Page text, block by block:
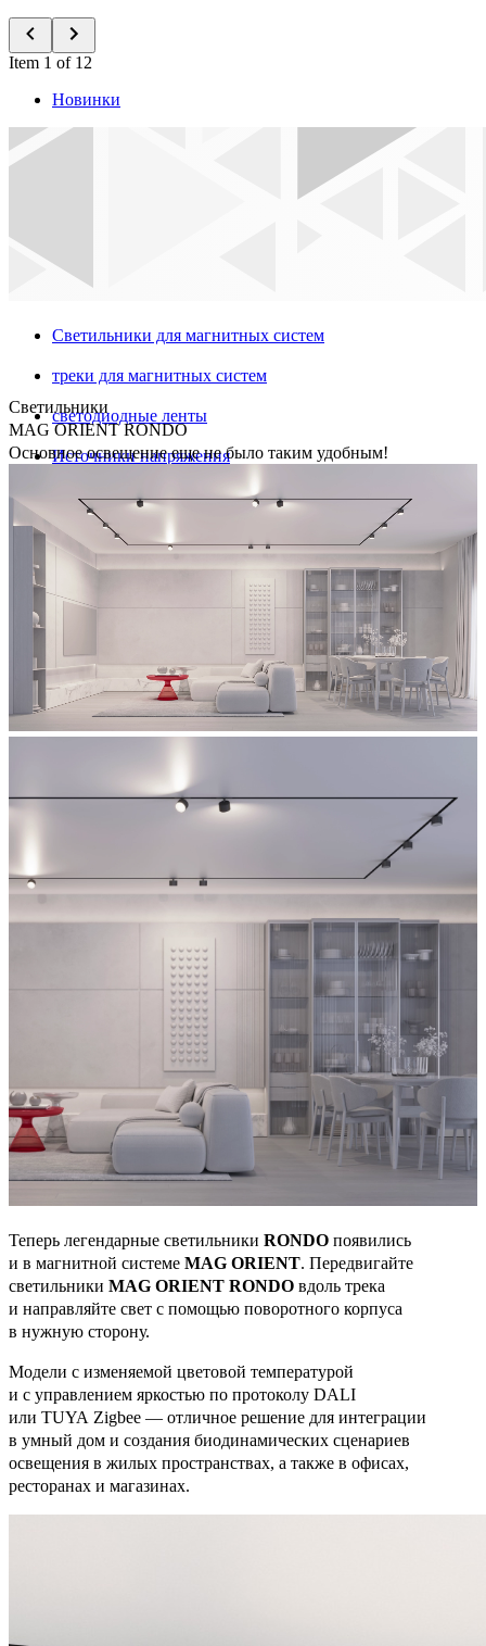
Item 1 of 12
Новинки
Светильники для магнитных систем
треки для магнитных систем
светодиодные ленты
Источники напряжения
Светильники
MAG ORIENT RONDO
Основное освещение еще не было таким удобным!
Теперь легендарные светильники RONDO появились
и в магнитной системе MAG ORIENT. Передвигайте
светильники MAG ORIENT RONDO вдоль трека
и направляйте свет с помощью поворотного корпуса
в нужную сторону.
Модели с изменяемой цветовой температурой
и с управлением яркостью по протоколу DALI
или TUYA Zigbee — отличное решение для интеграции
в умный дом и создания биодинамических сценариев
освещения в жилых пространствах, а также в офисах,
ресторанах и магазинах.